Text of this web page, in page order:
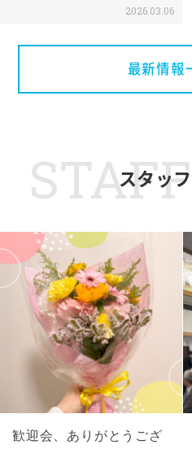
2026.03.06
最新情報
スタッ
歓迎会、ありがとうござ